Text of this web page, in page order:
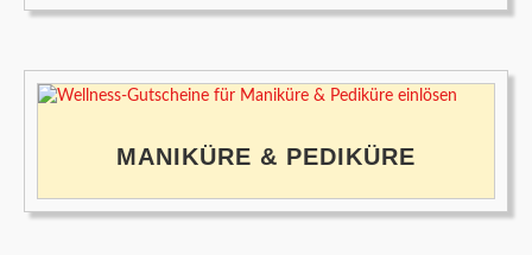
MANIKÜRE & PEDIKÜRE